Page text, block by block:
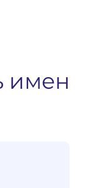
имен